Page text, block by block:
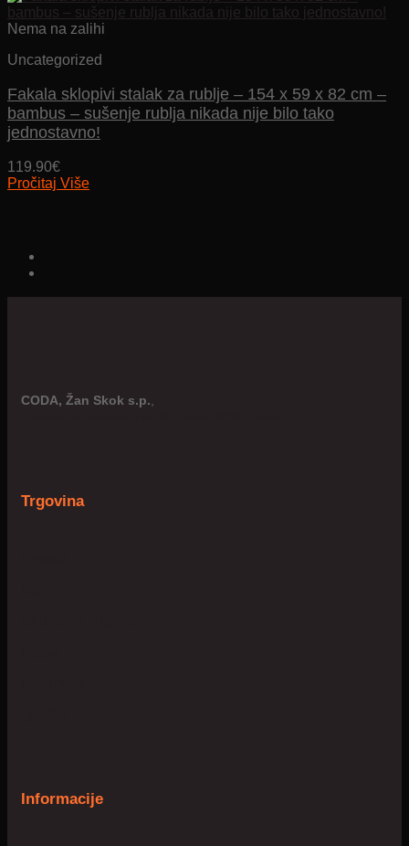
Nema na zalihi
Uncategorized
Fakala sklopivi stalak za rublje – 154 x 59 x 82 cm –
bambus – sušenje rublja nikada nije bilo tako
jednostavno!
119.90€
Pročitaj Više
CODA, Žan Skok s.p.
Trgovina
Informacije